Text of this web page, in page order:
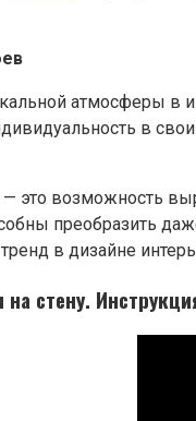
атмосферы в
в
— это возможность
преобразить
в дизайне
стену.